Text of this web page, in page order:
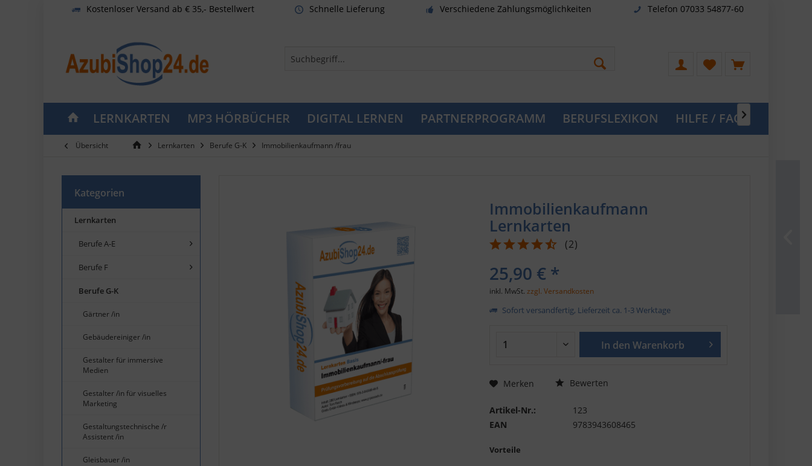
Kostenloser Versand ab € 35,- Bestellwert Schnelle Lieferung Verschiedene Zahlungsmöglichkeiten Telefon 07033 54877-60
LERNKARTEN MP3 HÖRBÜCHER DIGITAL LERNEN PARTNERPROGRAMM BERUFSLEXIKON HILFE / FAQ
Übersicht Lernkarten Berufe G-K Immobilienkaufmann /frau
Kategorien
Lernkarten
Berufe A-E
Berufe F
Berufe G-K
Gärtner /in
Gebäudereiniger /in
Gestalter für immersive
Medien
Gestalter /in für visuelles
Marketing
Gestaltungstechnische /r
Assistent /in
Gleisbauer /in
Immobilienkaufmann
Lernkarten
(2)
25,90 € *
inkl. MwSt.zzgl. Versandkosten
Sofort versandfertig, Lieferzeit ca. 1-3 Werktage
In den Warenkorb
Merken Bewerten
Artikel-Nr.:
123
EAN
9783943608465
Vorteile